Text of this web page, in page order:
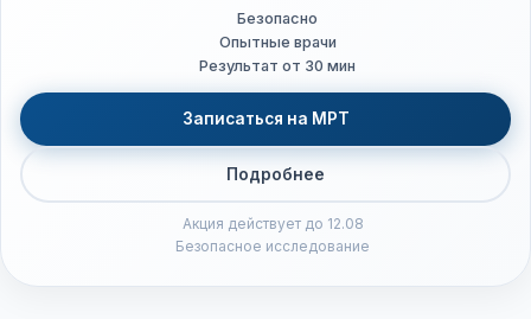
Безопасно
Опытные врачи
Результат от 30 мин
Записаться на МРТ
Подробнее
Акция действует до 12.08
Безопасное исследование